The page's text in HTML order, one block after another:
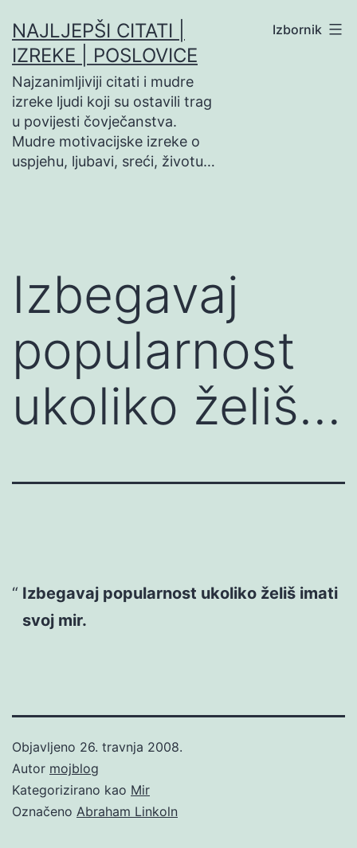
na
sadržaj
NAJLJEPŠI CITATI |
IZREKE | POSLOVICE
Najzanimljiviji citati i mudre
izreke ljudi koji su ostavili trag
u povijesti čovječanstva.
Mudre motivacijske izreke o
uspjehu, ljubavi, sreći, životu…
Izbornik
Izbegavaj
popularnost
ukoliko želiš…
Izbegavaj popularnost ukoliko želiš imati
svoj mir.
Objavljeno 26. travnja 2008.
Autor mojblog
Kategorizirano kao Mir
Označeno Abraham Linkoln